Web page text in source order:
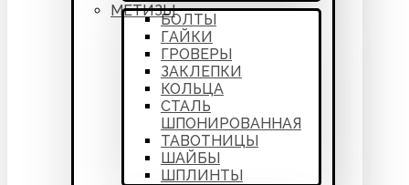
МЕТИЗЫ
БОЛТЫ
ГАЙКИ
ГРОВЕРЫ
ЗАКЛЕПКИ
КОЛЬЦА
СТАЛЬ
ШПОНИРОВАННАЯ
ТАВОТНИЦЫ
ШАЙБЫ
ШПЛИНТЫ